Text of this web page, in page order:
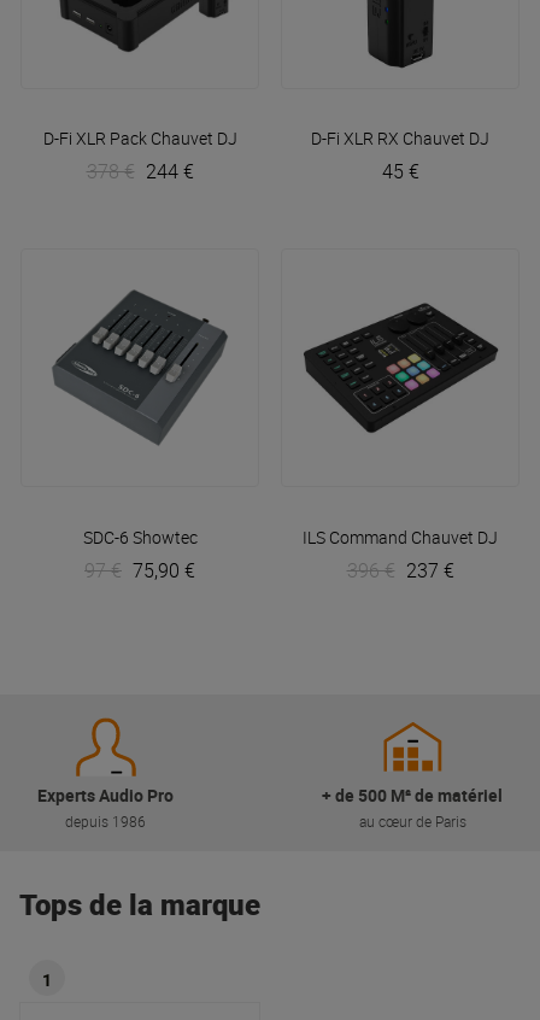
D-Fi XLR Pack Chauvet DJ
378 € 244 €
D-Fi XLR RX Chauvet DJ
45 €
SDC-6 Showtec
97 € 75,90 €
ILS Command Chauvet DJ
396 € 237 €
Experts Audio Pro
depuis 1986
+ de 500 M² de matériel
au cœur de Paris
Tops de la marque
1